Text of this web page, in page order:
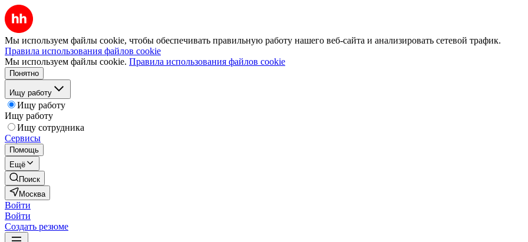
Мы используем файлы cookie, чтобы обеспечивать правильную работу нашего веб-сайта и анализировать сетевой трафик.
Правила использования файлов cookie
Мы используем файлы cookie. Правила использования файлов cookie
Понятно
Ищу работу
Ищу работу
Ищу работу
Ищу сотрудника
Сервисы
Помощь
Ещё
Поиск
Москва
Войти
Войти
Создать резюме